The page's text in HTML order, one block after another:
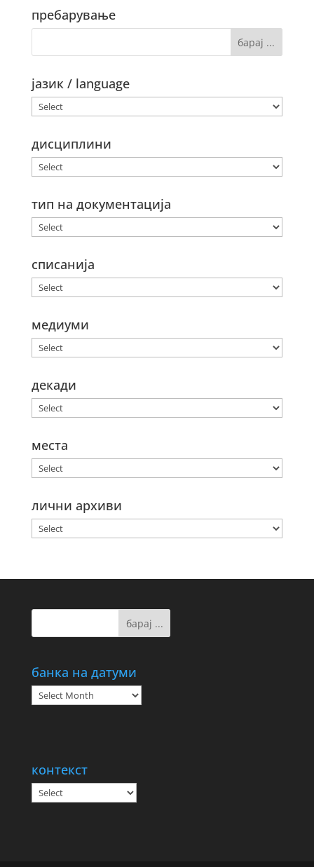
пребарување
јазик / language
дисциплини
тип на документација
списанија
медиуми
декади
места
лични архиви
банка на датуми
банка
на
контекст